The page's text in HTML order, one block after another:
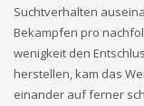
Suchtverhalten
Bekampfen pro
wenigkeit den
herstellen, kam das
einander auf ferner